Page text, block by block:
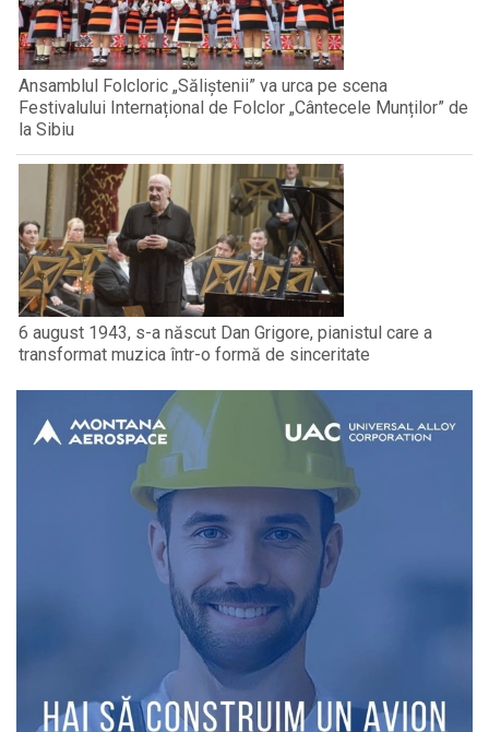
Ansamblul Folcloric „Săliștenii” va urca pe scena
Festivalului Internațional de Folclor „Cântecele Munților” de
la Sibiu
6 august 1943, s-a născut Dan Grigore, pianistul care a
transformat muzica într-o formă de sinceritate